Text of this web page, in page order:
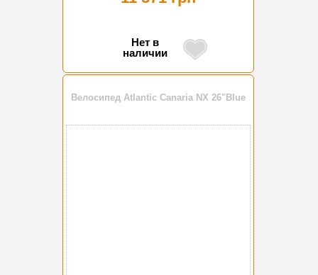
Нет в
наличии
Велосипед Atlantic Canaria NX 26"Blue